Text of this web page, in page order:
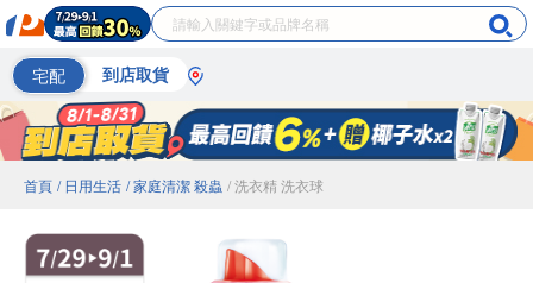
宅配 到店取貨
首頁 / 日用生活 / 家庭清潔 殺蟲 / 洗衣精 洗衣球